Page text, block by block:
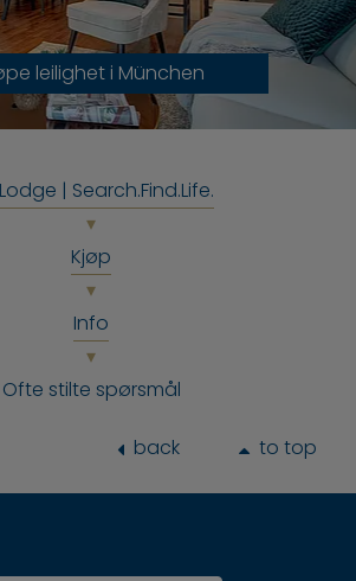
leilighet i München
| Search.Find.Life.
Kjøp
Info
Ofte stilte spørsmål
back to top